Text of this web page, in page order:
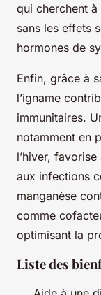
qui cherchent
sans les effets
hormones de
Enfin, grâce à
l’igname
immunitaires.
notamment en
l’hiver,
aux infections
manganèse
comme
optimisant la
Liste des